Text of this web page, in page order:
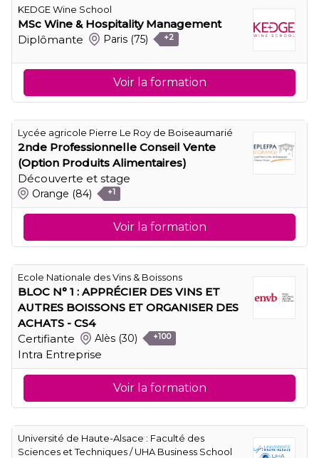
KEDGE Wine School
MSc Wine & Hospitality Management
Diplômante
Paris (75) +2
Voir la formation
Lycée agricole Pierre Le Roy de Boiseaumarié
2nde Professionnelle Conseil Vente
(Option Produits Alimentaires)
Découverte et stage
Orange (84) +1
Voir la formation
Ecole Nationale des Vins & Boissons
BLOC N° 1 : APPRÉCIER DES VINS ET
AUTRES BOISSONS ET ORGANISER DES
ACHATS - CS4
Certifiante
Alès (30) +100
Intra Entreprise
Voir la formation
Université de Haute-Alsace : Faculté des
Sciences et Techniques / UHA Business School